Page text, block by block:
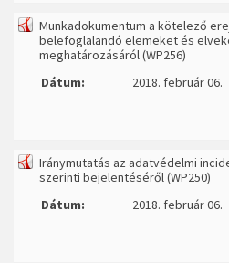
Munkadokumentum a kötelező
belefoglalandó elemeket és
meghatározásáról (WP256)
Dátum:
2018. február 06.
Iránymutatás az adatvédelmi
szerinti bejelentéséről (WP250)
Dátum:
2018. február 06.